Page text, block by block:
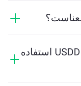
بازار، عرضه و
نقدینگی تغییر می‌کند.
چگونه از این ابزار تبدیل TRX به USDD استفاده